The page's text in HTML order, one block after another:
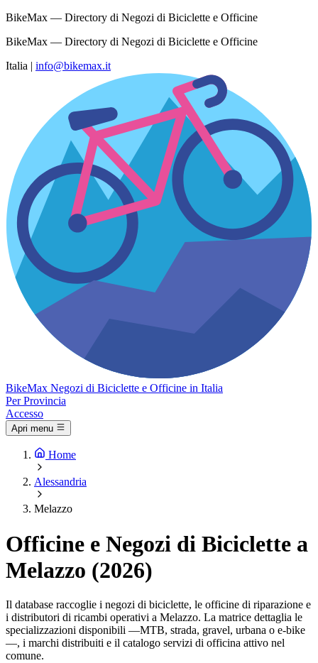
BikeMax — Directory di Negozi di Biciclette e Officine
BikeMax — Directory di Negozi di Biciclette e Officine
Italia | info@bikemax.it
BikeMax Negozi di Biciclette e Officine in Italia
Per Provincia
Accesso
Apri menu
Home
Alessandria
Melazzo
Officine e Negozi di Biciclette a
Melazzo (2026)
Il database raccoglie i negozi di biciclette, le officine di riparazione e
i distributori di ricambi operativi a Melazzo. La matrice dettaglia le
specializzazioni disponibili —MTB, strada, gravel, urbana o e-bike
—, i marchi distribuiti e il catalogo servizi di officina attivo nel
comune.